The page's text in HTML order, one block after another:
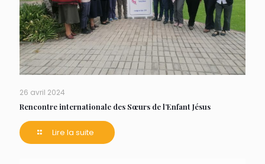
26 avril 2024
Rencontre internationale des Sœurs de l’Enfant Jésus
Lire la suite